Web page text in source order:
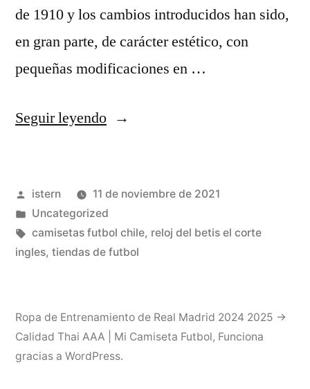
de 1910 y los cambios introducidos han sido,
en gran parte, de carácter estético, con
pequeñas modificaciones en …
Seguir leyendo«↑
La
Juventus
De
Publicado
por
istern
11 de noviembre de 2021
Publicado
en
Uncategorized
Etiquetas:
camisetas futbol chile, reloj del betis el corte
ingles, tiendas de futbol
Ropa de Entrenamiento de Real Madrid 2024 2025 →
Calidad Thai AAA | Mi Camiseta Futbol, Funciona
gracias a WordPress.